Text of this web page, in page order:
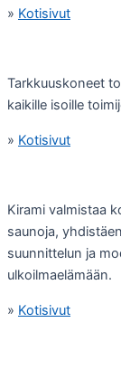
» Kotisivut
Tarkkuuskoneet
kaikille isoille
» Kotisivut
Kirami valmistaa
saunoja,
suunnittelun ja
ulkoilmaelämään.
» Kotisivut